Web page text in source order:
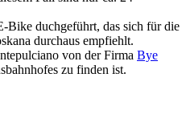
Bike duchgeführt, das sich für die
durchaus empfiehlt.
von der Firma Bye
zu finden ist.